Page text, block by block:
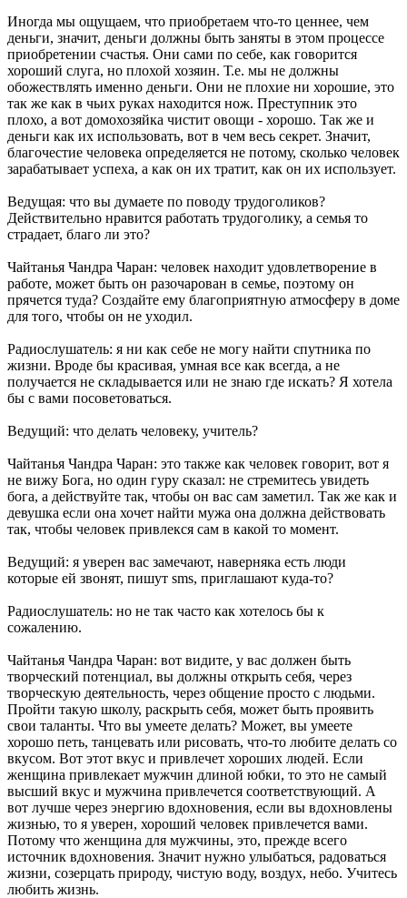
Иногда мы ощущаем, что приобретаем что-то ценнее, чем
деньги, значит, деньги должны быть заняты в этом процессе
приобретении счастья. Они сами по себе, как говорится
хороший слуга, но плохой хозяин. Т.е. мы не должны
обожествлять именно деньги. Они не плохие ни хорошие, это
так же как в чьих руках находится нож. Преступник это
плохо, а вот домохозяйка чистит овощи - хорошо. Так же и
деньги как их использовать, вот в чем весь секрет. Значит,
благочестие человека определяется не потому, сколько человек
зарабатывает успеха, а как он их тратит, как он их использует.
Ведущая: что вы думаете по поводу трудоголиков?
Действительно нравится работать трудоголику, а семья то
страдает, благо ли это?
Чайтанья Чандра Чаран: человек находит удовлетворение в
работе, может быть он разочарован в семье, поэтому он
прячется туда? Создайте ему благоприятную атмосферу в доме
для того, чтобы он не уходил.
Радиослушатель: я ни как себе не могу найти спутника по
жизни. Вроде бы красивая, умная все как всегда, а не
получается не складывается или не знаю где искать? Я хотела
бы с вами посоветоваться.
Ведущий: что делать человеку, учитель?
Чайтанья Чандра Чаран: это также как человек говорит, вот я
не вижу Бога, но один гуру сказал: не стремитесь увидеть
бога, а действуйте так, чтобы он вас сам заметил. Так же как и
девушка если она хочет найти мужа она должна действовать
так, чтобы человек привлекся сам в какой то момент.
Ведущий: я уверен вас замечают, наверняка есть люди
которые ей звонят, пишут sms, приглашают куда-то?
Радиослушатель: но не так часто как хотелось бы к
сожалению.
Чайтанья Чандра Чаран: вот видите, у вас должен быть
творческий потенциал, вы должны открыть себя, через
творческую деятельность, через общение просто с людьми.
Пройти такую школу, раскрыть себя, может быть проявить
свои таланты. Что вы умеете делать? Может, вы умеете
хорошо петь, танцевать или рисовать, что-то любите делать со
вкусом. Вот этот вкус и привлечет хороших людей. Если
женщина привлекает мужчин длиной юбки, то это не самый
высший вкус и мужчина привлечется соответствующий. А
вот лучше через энергию вдохновения, если вы вдохновлены
жизнью, то я уверен, хороший человек привлечется вами.
Потому что женщина для мужчины, это, прежде всего
источник вдохновения. Значит нужно улыбаться, радоваться
жизни, созерцать природу, чистую воду, воздух, небо. Учитесь
любить жизнь.